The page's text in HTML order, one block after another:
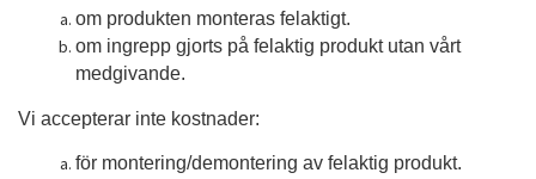
om produkten monteras felaktigt.
om ingrepp gjorts på felaktig produkt utan vårt
medgivande.
Vi accepterar inte kostnader:
för montering/demontering av felaktig produkt.